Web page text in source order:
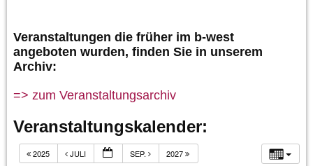
Veranstaltungen die früher im b-west
angeboten wurden, finden Sie in unserem
Archiv:
=> zum Veranstaltungsarchiv
Veranstaltungskalender:
2025 JULI SEP. 2027